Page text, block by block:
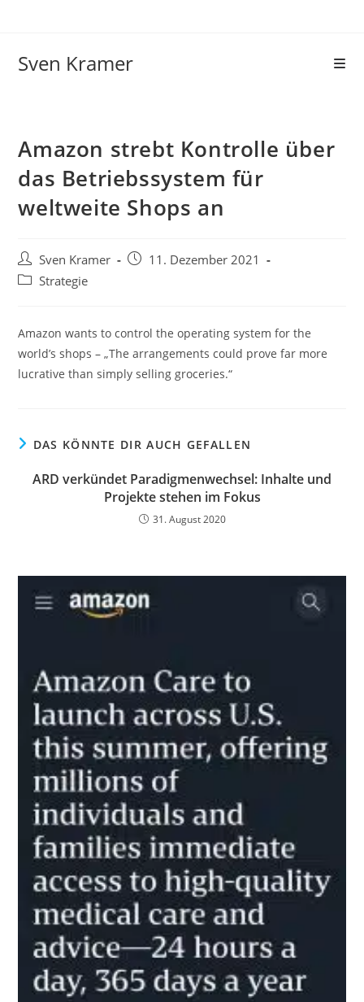
Sven Kramer
Amazon strebt Kontrolle über
das Betriebssystem für
weltweite Shops an
Sven Kramer
11. Dezember 2021
Strategie
Amazon wants to control the operating system for the
world’s shops – „The arrangements could prove far more
lucrative than simply selling groceries.“
DAS KÖNNTE DIR AUCH GEFALLEN
ARD verkündet Paradigmenwechsel: Inhalte und
Projekte stehen im Fokus
31. August 2020